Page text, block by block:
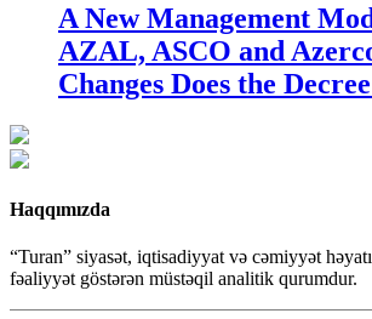
A New Management
AZAL, ASCO and
Changes Does the
Haqqımızda
“Turan” siyasət, iqtisadiyyat və cəmiyyət
fəaliyyət göstərən müstəqil analitik qurumdur.